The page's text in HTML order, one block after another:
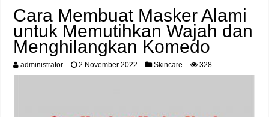
Cara Membuat Masker Alami
untuk Memutihkan Wajah dan
Menghilangkan Komedo
administrator 2 November 2022 Skincare 328